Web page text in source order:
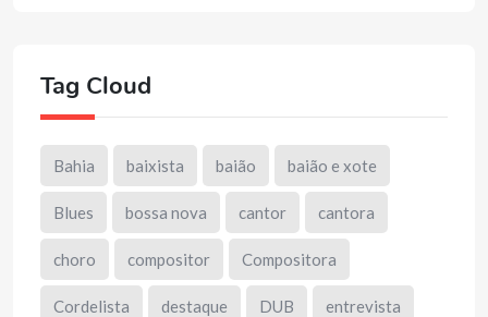
Tag Cloud
Bahia baixista baião baião e xote
Blues bossa nova cantor cantora
choro compositor Compositora
Cordelista destaque DUB entrevista